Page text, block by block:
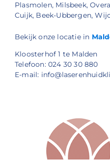
Plasmolen, Milsbeek,
Cuijk, Beek-Ubbergen,
Bekijk onze locatie in
Kloosterhof 1 te Malden
Telefoon: 024 30 30 880
E-mail: